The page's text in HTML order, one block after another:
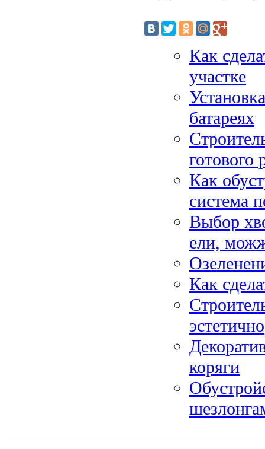
Как
участке
батареях
готового
Как
система
Выбор
ели,
Как
эстетично
коряги